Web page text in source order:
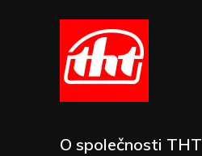
O společnosti THT